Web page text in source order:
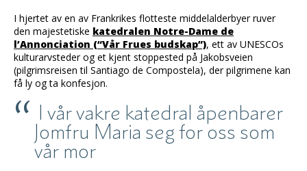
I hjertet av en av Frankrikes flotteste middelalderbyer ruver
den majestetiske katedralen Notre-Dame de
l’Annonciation (“Vår Frues budskap”), ett av UNESCOs
kulturarvsteder og et kjent stoppested på Jakobsveien
(pilgrimsreisen til Santiago de Compostela), der pilgrimene kan
få ly og ta konfesjon.
I vår vakre katedral åpenbarer
Jomfru Maria seg for oss som
vår mor